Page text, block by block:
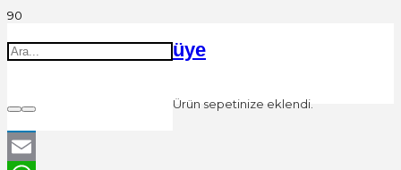
üye
Ürün sepetinize eklendi.
LinkedIn